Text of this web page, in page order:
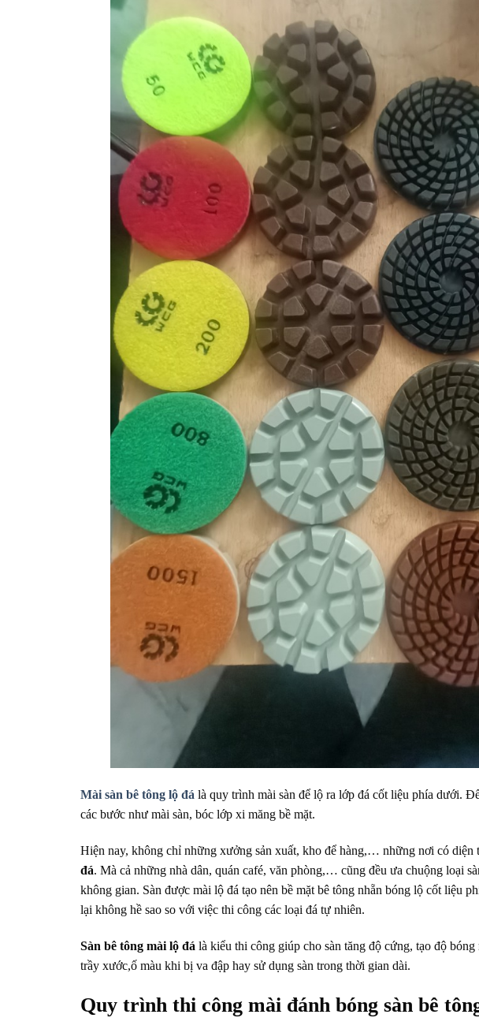
Mài sàn bê tông lộ đá là quy trình mài sàn để lộ ra lớp đá cốt liệu phía dưới.
các bước như mài sàn, bóc lớp xi măng bề mặt.
Hiện nay, không chỉ những xưởng sản xuất, kho để hàng,… những nơi có diện
đá. Mà cả những nhà dân, quán café, văn phòng,… cũng đều ưa chuộng loại
không gian. Sàn được mài lộ đá tạo nên bề mặt bê tông nhẵn bóng lộ cốt liệu
lại không hề sao so với việc thi công các loại đá tự nhiên.
Sàn bê tông mài lộ đá là kiểu thi công giúp cho sàn tăng độ cứng, tạo độ
trầy xước,ố màu khi bị va đập hay sử dụng sàn trong thời gian dài.
Quy trình thi công mài đánh bóng sàn bê